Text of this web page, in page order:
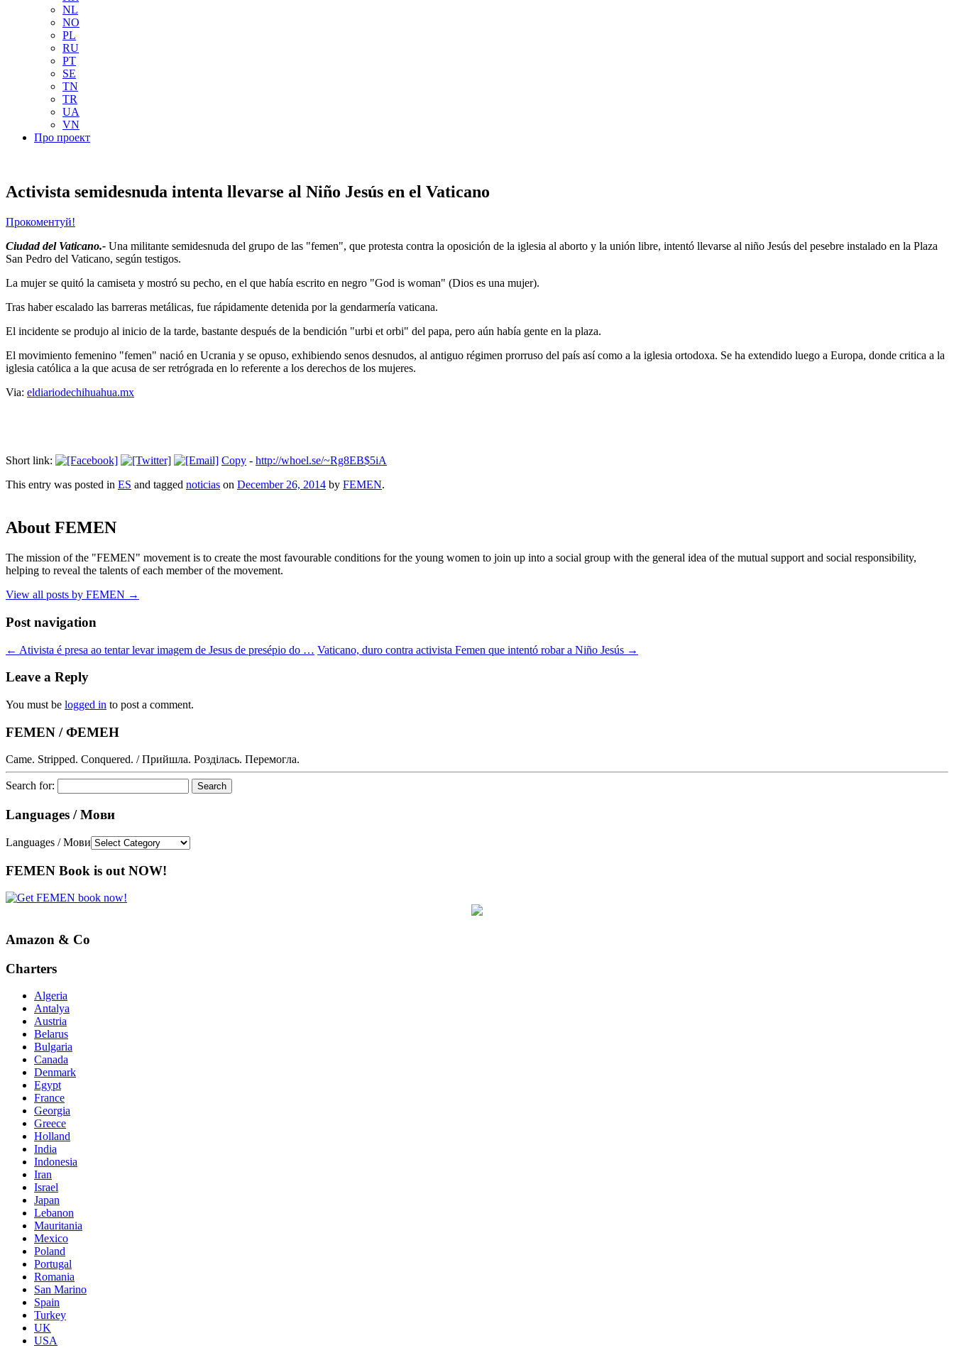
NL
NO
PL
RU
PT
SE
TN
TR
UA
VN
Про проект
Activista semidesnuda intenta llevarse al Niño Jesús en el Vaticano
Прокоментуй!
Ciudad del Vaticano.- Una militante semidesnuda del grupo de las "femen", que protesta contra la oposición de la iglesia al aborto y la unión libre, intentó llevarse al niño Jesús del pesebre instalado en la Plaza
San Pedro del Vaticano, según testigos.
La mujer se quitó la camiseta y mostró su pecho, en el que había escrito en negro "God is woman" (Dios es una mujer).
Tras haber escalado las barreras metálicas, fue rápidamente detenida por la gendarmería vaticana.
El incidente se produjo al inicio de la tarde, bastante después de la bendición "urbi et orbi" del papa, pero aún había gente en la plaza.
El movimiento femenino "femen" nació en Ucrania y se opuso, exhibiendo senos desnudos, al antiguo régimen prorruso del país así como a la iglesia ortodoxa. Se ha extendido luego a Europa, donde critica a la
iglesia católica a la que acusa de ser retrógrada en lo referente a los derechos de los mujeres.
Via: eldiariodechihuahua.mx
Short link: Copy - http://whoel.se/~Rg8EB$5iA
This entry was posted in ES and tagged noticias on December 26, 2014 by FEMEN.
About FEMEN
The mission of the "FEMEN" movement is to create the most favourable conditions for the young women to join up into a social group with the general idea of the mutual support and social responsibility,
helping to reveal the talents of each member of the movement.
View all posts by FEMEN →
Post navigation
← Ativista é presa ao tentar levar imagem de Jesus de presépio do … Vaticano, duro contra activista Femen que intentó robar a Niño Jesús →
Leave a Reply
You must be logged in to post a comment.
FEMEN / ФЕМЕН
Came. Stripped. Conquered. / Прийшла. Розділась. Перемогла.
Search for:
Languages / Мови
Languages / Мови
FEMEN Book is out NOW!
Amazon & Co
Charters
Algeria
Antalya
Austria
Belarus
Bulgaria
Canada
Denmark
Egypt
France
Georgia
Greece
Holland
India
Indonesia
Iran
Israel
Japan
Lebanon
Mauritania
Mexico
Poland
Portugal
Romania
San Marino
Spain
Turkey
UK
USA